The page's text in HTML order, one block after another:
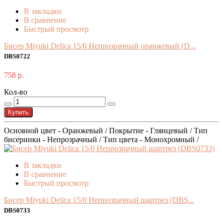
В закладки
В сравнение
Быстрый просмотр
Бисер Miyuki Delica 15/0 Непрозрачный оранжевый (D...
DBS0722
758 р.
Кол-во
Купить
Основной цвет - Оранжевый / Покрытие - Глянцевый / Тип
бисеринки - Непрозрачный / Тип цвета - Монохромный /
В закладки
В сравнение
Быстрый просмотр
Бисер Miyuki Delica 15/0 Непрозрачный шартрез (DBS...
DBS0733